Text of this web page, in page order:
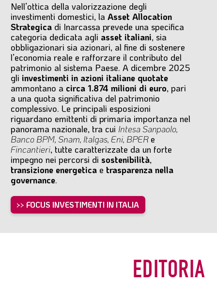
Nell’ottica della valorizzazione degli
investimenti domestici, la Asset Allocation
Strategica di Inarcassa prevede una specifica
categoria dedicata agli asset italiani, sia
obbligazionari sia azionari, al fine di sostenere
l’economia reale e rafforzare il contributo del
patrimonio al sistema Paese. A dicembre 2025
gli investimenti in azioni italiane quotate
ammontano a circa 1.874 milioni di euro, pari
a una quota significativa del patrimonio
complessivo. Le principali esposizioni
riguardano emittenti di primaria importanza nel
panorama nazionale, tra cui Intesa Sanpaolo,
Banco BPM, Snam, Italgas, Eni, BPER e
Fincantieri, tutte caratterizzate da un forte
impegno nei percorsi di sostenibilità,
transizione energetica e trasparenza nella
governance.
>> FOCUS INVESTIMENTI IN ITALIA
EDITORIA